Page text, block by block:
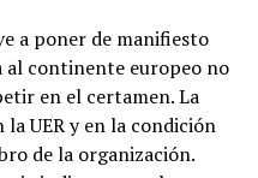
a poner de manifiesto
al continente europeo no
en el certamen. La
UER y en la condición
de la organización.